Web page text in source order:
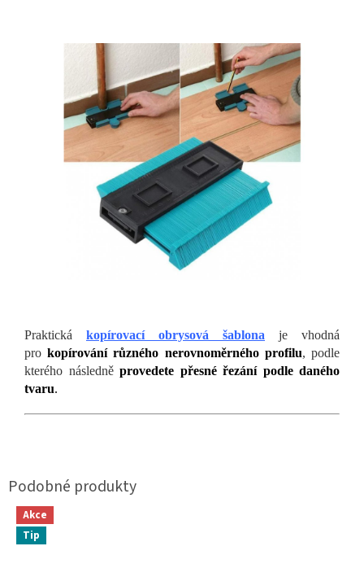
Praktická kopírovací obrysová šablona je vhodná
prokopírování různého nerovnoměrného profilu, podle
kterého následně provedete přesné řezání podle daného
tvaru.
Akce
Tip